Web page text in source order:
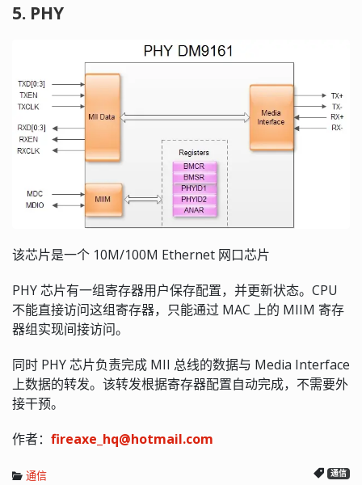
5. PHY
该芯片是一个 10M/100M Ethernet 网口芯片
PHY 芯片有一组寄存器用户保存配置，并更新状态。CPU
不能直接访问这组寄存器，只能通过 MAC 上的 MIIM 寄存
器组实现间接访问。
同时 PHY 芯片负责完成 MII 总线的数据与 Media Interface
上数据的转发。该转发根据寄存器配置自动完成，不需要外
接干预。
作者： fireaxe_hq@hotmail.com
通信 通信